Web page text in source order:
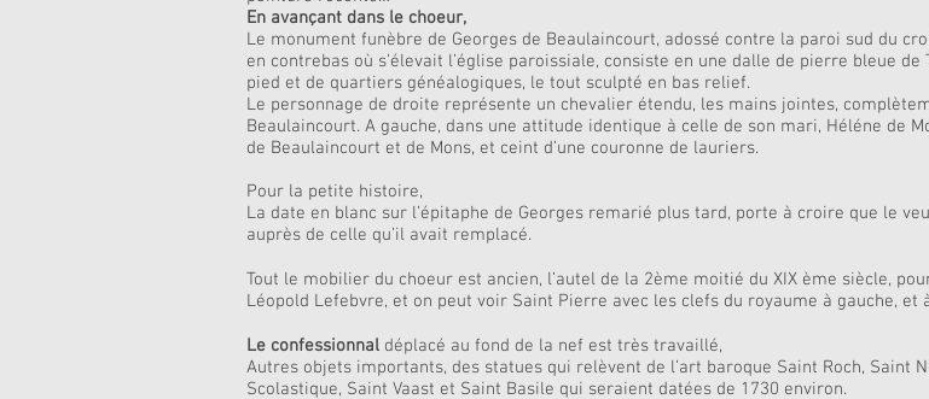
En avançant dans le choeur,
Le monument funèbre de Georges de Beaulaincourt, adossé contre la paroi sud du
en contrebas où s’élevait l’église paroissiale, consiste en une dalle de pierre bleue
pied et de quartiers généalogiques, le tout sculpté en bas relief.
Le personnage de droite représente un chevalier étendu, les mains jointes,
Beaulaincourt. A gauche, dans une attitude identique à celle de son mari, Héléne de
de Beaulaincourt et de Mons, et ceint d’une couronne de lauriers.
Pour la petite histoire,
La date en blanc sur l’épitaphe de Georges remarié plus tard, porte à croire que le
auprès de celle qu’il avait remplacé.
Tout le mobilier du choeur est ancien, l’autel de la 2ème moitié du XIX ème siècle,
Léopold Lefebvre, et on peut voir Saint Pierre avec les clefs du royaume à gauche, et
Le confessionnal déplacé au fond de la nef est très travaillé,
Autres objets importants, des statues qui relèvent de l’art baroque Saint Roch, Saint
Scolastique, Saint Vaast et Saint Basile qui seraient datées de 1730 environ.